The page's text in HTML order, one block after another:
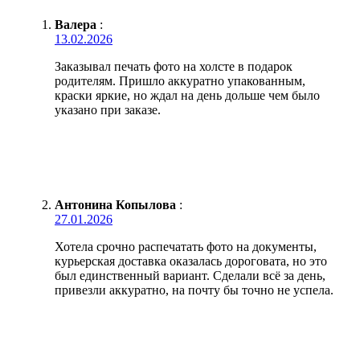
Валера :
13.02.2026
Заказывал печать фото на холсте в подарок
родителям. Пришло аккуратно упакованным,
краски яркие, но ждал на день дольше чем было
указано при заказе.
Антонина Копылова :
27.01.2026
Хотела срочно распечатать фото на документы,
курьерская доставка оказалась дороговата, но это
был единственный вариант. Сделали всё за день,
привезли аккуратно, на почту бы точно не успела.